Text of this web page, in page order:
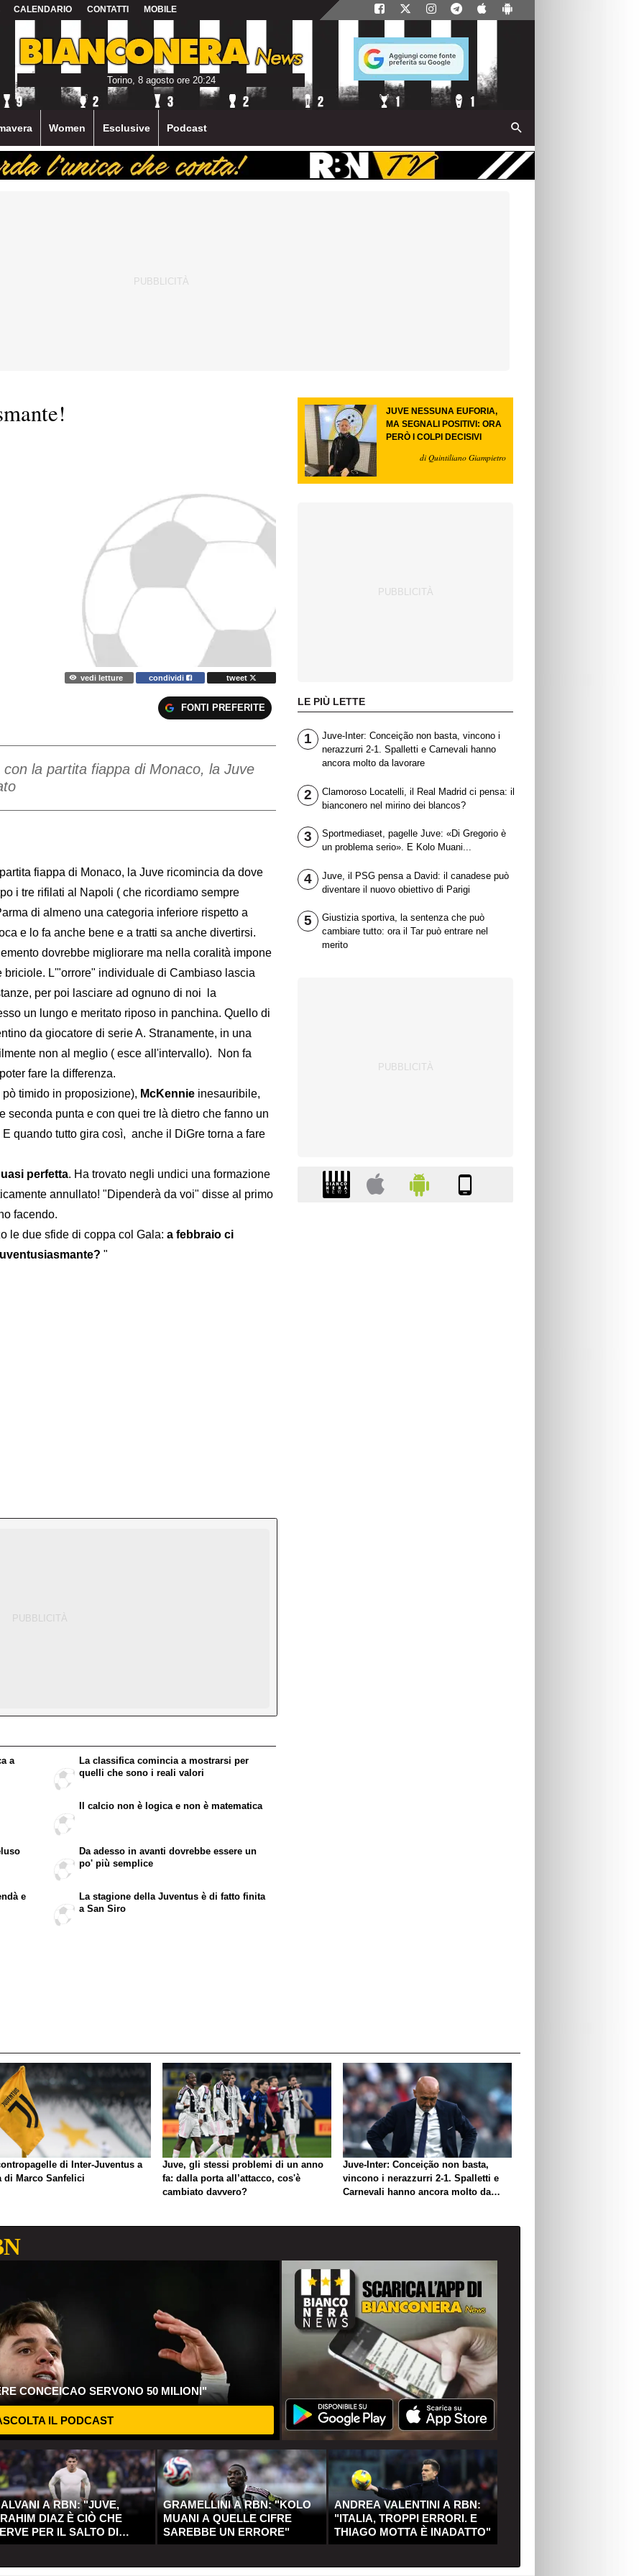
CALENDARIO CONTATTI MOBILE
Torino, 8 agosto ore 20:24
Women Esclusive Podcast
vedi letture condividi
tweet
FONTI PREFERITE
la partita fiappa di Monaco, la Juve
fiappa di Monaco, la Juve ricomincia da dove
i tre rifilati al Napoli ( che ricordiamo sempre
di almeno una categoria inferiore rispetto a
e lo fa anche bene e a tratti sa anche divertirsi.
dovrebbe migliorare ma nella coralità impone
L'"orrore" individuale di Cambiaso lascia
per poi lasciare ad ognuno di noi la
un lungo e meritato riposo in panchina. Quello di
da giocatore di serie A. Stranamente, in una
non al meglio ( esce all'intervallo). Non fa
fare la differenza.
timido in proposizione), McKennie inesauribile,
seconda punta e con quei tre là dietro che fanno un
quando tutto gira così, anche il DiGre torna a fare
perfetta. Ha trovato negli undici una formazione
annullato! "Dipenderà da voi" disse al primo
facendo.
le due sfide di coppa col Gala: a febbraio ci
"
a
La classifica comincia a mostrarsi per
quelli che sono i reali valori
Il calcio non è logica e non è matematica
e
Da adesso in avanti dovrebbe essere un
po' più semplice
La stagione della Juventus è di fatto finita
a San Siro
JUVE NESSUNA EUFORIA,
MA SEGNALI POSITIVI: ORA
PERÒ I COLPI DECISIVI
di Quintiliano Giampietro
LE PIÙ LETTE
1
Juve-Inter: Conceição non basta, vincono i
nerazzurri 2-1. Spalletti e Carnevali hanno
ancora molto da lavorare
2
Clamoroso Locatelli, il Real Madrid ci pensa: il
bianconero nel mirino dei blancos?
3
Sportmediaset, pagelle Juve: «Di Gregorio è
un problema serio». E Kolo Muani...
4
Juve, il PSG pensa a David: il canadese può
diventare il nuovo obiettivo di Parigi
5
Giustizia sportiva, la sentenza che può
cambiare tutto: ora il Tar può entrare nel
merito
di Inter-Juventus a
di Marco Sanfelici
Juve, gli stessi problemi di un anno
fa: dalla porta all’attacco, cos'è
cambiato davvero?
Juve-Inter: Conceição non basta,
vincono i nerazzurri 2-1. Spalletti e
Carnevali hanno ancora molto da
CONCEICAO SERVONO 50 MILIONI"
IL PODCAST
A RBN: "JUVE,
DIAZ È CIÒ CHE
PER IL SALTO DI
GRAMELLINI A RBN: "KOLO
MUANI A QUELLE CIFRE
SAREBBE UN ERRORE"
ANDREA VALENTINI A RBN:
"ITALIA, TROPPI ERRORI. E
THIAGO MOTTA È INADATTO"